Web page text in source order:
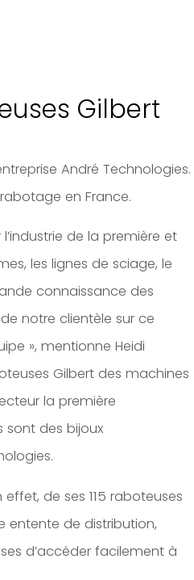
Gilbert
André Technologies.
en France.
de la première et
les lignes de sciage, le
connaissance des
notre clientèle sur ce
», mentionne Heidi
Gilbert des machines
la première
sont des bijoux
de ses 115 raboteuses
entente de distribution,
d’accéder facilement à